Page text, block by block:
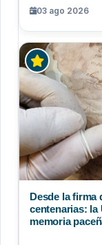
03 ago 2026
Desde la firma
centenarias: la
memoria